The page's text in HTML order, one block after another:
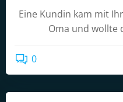
Eine Kundin kam mit
Oma und wollte
0